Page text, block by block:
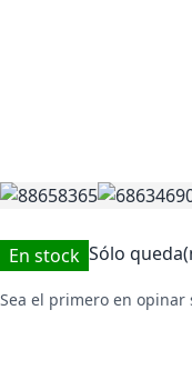
En stock Sólo
Sea el primero en